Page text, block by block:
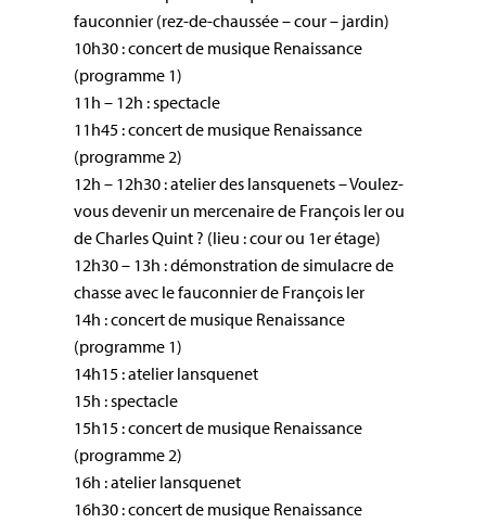
fauconnier (rez-de-chaussée – cour – jardin)
10h30 : concert de musique Renaissance
(programme 1)
11h – 12h : spectacle
11h45 : concert de musique Renaissance
(programme 2)
12h – 12h30 : atelier des lansquenets – Voulez-
vous devenir un mercenaire de François Ier ou
de Charles Quint ? (lieu : cour ou 1er étage)
12h30 – 13h : démonstration de simulacre de
chasse avec le fauconnier de François Ier
14h : concert de musique Renaissance
(programme 1)
14h15 : atelier lansquenet
15h : spectacle
15h15 : concert de musique Renaissance
(programme 2)
16h : atelier lansquenet
16h30 : concert de musique Renaissance